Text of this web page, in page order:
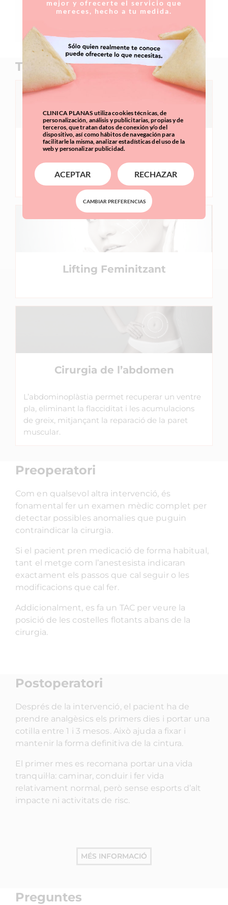
Tractaments relacionats
Bodytite. Flacciditat
Rejoveniment Facial y Corporal, mitjançant
Liposucció assistida per radiofreqüència
Lifting Feminitzant
Cirurgia de l’abdomen
L’abdominoplàstia permet recuperar un ventre
pla, eliminant la flacciditat i les acumulacions
de greix, mitjançant la reparació de la paret
muscular.
Preoperatori
Com en qualsevol altra intervenció, és
fonamental fer un examen mèdic complet per
detectar possibles anomalies que puguin
contraindicar la cirurgia.
Si el pacient pren medicació de forma habitual,
tant el metge com l’anestesista indicaran
exactament els passos que cal seguir o les
modificacions que cal fer.
Addicionalment, es fa un TAC per veure la
posició de les costelles flotants abans de la
cirurgia.
Postoperatori
Després de la intervenció, el pacient ha de
prendre analgèsics els primers dies i portar una
cotilla entre 1 i 3 mesos. Això ajuda a fixar i
mantenir la forma definitiva de la cintura.
El primer mes es recomana portar una vida
tranquil·la: caminar, conduir i fer vida
relativament normal, però sense esports d’alt
impacte ni activitats de risc.
MÉS INFORMACIÓ
Preguntes
mejor y ofrecerte el servicio que
mereces, hecho a tu medida.
CLINICA PLANAS utiliza cookies técnicas, de
personalización, análisis y publicitarias, propias y de
terceros, que tratan datos de conexión y/o del
dispositivo, así como hábitos de navegación para
facilitarle la misma, analizar estadísticas del uso de la
web y personalizar publicidad.
ACEPTAR RECHAZAR
CAMBIAR PREFERENCIAS